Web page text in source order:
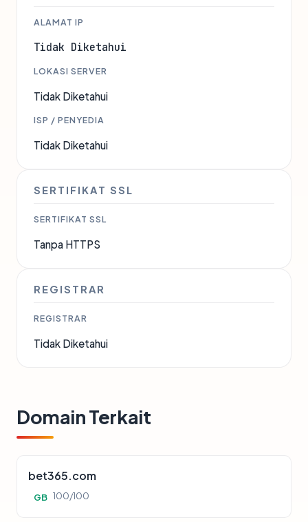
ALAMAT IP
Tidak Diketahui
LOKASI SERVER
Tidak Diketahui
ISP / PENYEDIA
Tidak Diketahui
SERTIFIKAT SSL
SERTIFIKAT SSL
Tanpa HTTPS
REGISTRAR
REGISTRAR
Tidak Diketahui
Domain Terkait
bet365.com
GB 100/100